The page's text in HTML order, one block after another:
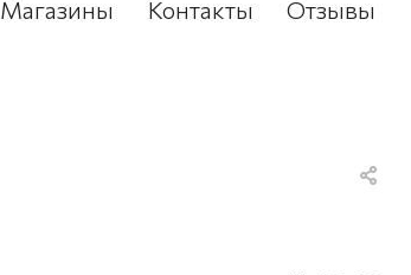
Магазины Контакты Отзывы